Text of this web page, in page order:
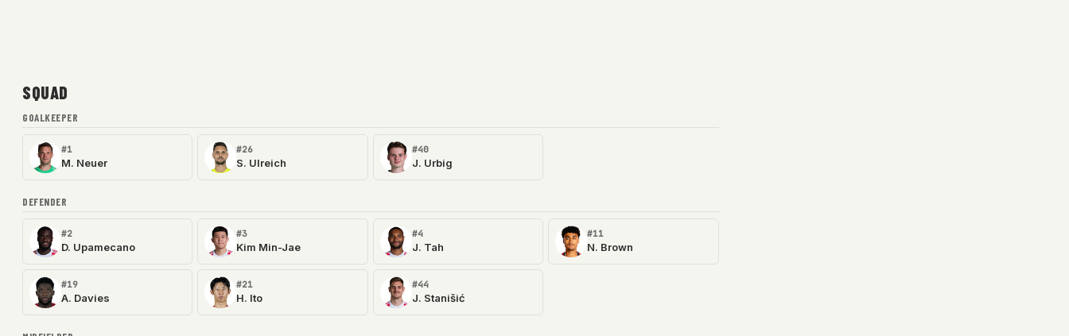
SQUAD
GOALKEEPER
#1
M. Neuer
#26
S. Ulreich
#40
J. Urbig
DEFENDER
#2
D. Upamecano
#3
Kim Min-Jae
#4
J. Tah
#11
N. Brown
#19
A. Davies
#21
H. Ito
#44
J. Stanišić